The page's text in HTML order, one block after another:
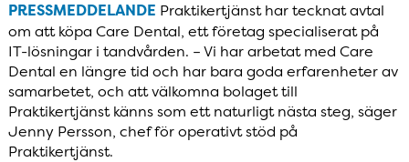
PRESSMEDDELANDE Praktikertjänst har tecknat avtal
om att köpa Care Dental, ett företag specialiserat på
IT-lösningar i tandvården. – Vi har arbetat med Care
Dental en längre tid och har bara goda erfarenheter av
samarbetet, och att välkomna bolaget till
Praktikertjänst känns som ett naturligt nästa steg, säger
Jenny Persson, chef för operativt stöd på
Praktikertjänst.